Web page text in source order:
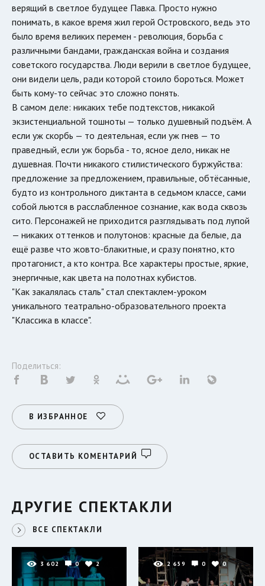
верящий в светлое будущее Павка. Просто нужно
понимать, в какое время жил герой Островского, ведь это
было время великих перемен - революция, борьба с
различными бандами, гражданская война и создания
советского государства. Люди верили в светлое будущее,
они видели цель, ради которой стоило бороться. Может
быть кому-то сейчас это сложно понять.
В самом деле: никаких тебе подтекстов, никакой
экзистенциальной тошноты — только душевный подъём. А
если уж скорбь — то деятельная, если уж гнев — то
праведный, если уж борьба - то, ясное дело, никак не
душевная. Почти никакого стилистического буржуйства:
предложение за предложением, правильные, обтёсанные,
будто из контрольного диктанта в седьмом классе, сами
собой льются в расслабленное сознание, как вода сквозь
сито. Персонажей не приходится разглядывать под лупой
— никаких оттенков и полутонов: красные да белые, да
ещё разве что жовто-блакитные, и сразу понятно, кто
протагонист, а кто контра. Все характеры простые, яркие,
энергичные, как цвета на полотнах кубистов.
"Как закалялась сталь" стал спектаклем-уроком
уникального театрально-образовательного проекта
"Классика в классе".
Поделиться:
В ИЗБРАННОЕ
ОСТАВИТЬ КОМЕНТАРИЙ
ДРУГИЕ СПЕКТАКЛИ
ВСЕ СПЕКТАКЛИ
3 602 0 2 2 659 0 0